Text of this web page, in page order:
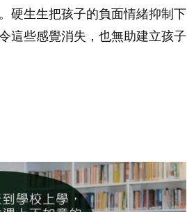
硬生生把孩子的負面情緒抑制下
這些感覺消失，也無助建立孩子